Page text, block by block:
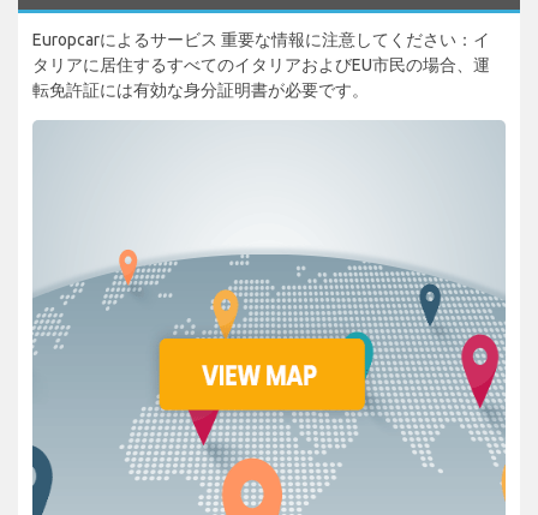
Europcarによるサービス 重要な情報に注意してください：イ
タリアに居住するすべてのイタリアおよびEU市民の場合、運
転免許証には有効な身分証明書が必要です。